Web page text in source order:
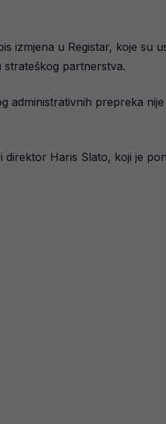
izmjena u Registar, koje su
partnerstva.
administrativnih prepreka
direktor Haris Slato, koji je